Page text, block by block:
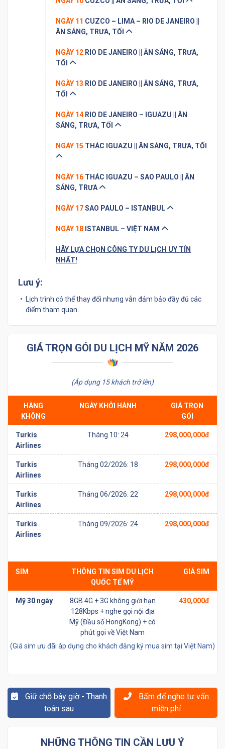
NGÀY 11 CUZCO – LIMA – RIO DE JANEIRO ||
ĂN SÁNG, TRƯA, TỐI
NGÀY 12 RIO DE JANEIRO || ĂN SÁNG, TRƯA,
TỐI
NGÀY 13 RIO DE JANEIRO || ĂN SÁNG, TRƯA,
TỐI
NGÀY 14RIO DE JANEIRO – IGUAZU || ĂN
SÁNG, TRƯA, TỐI
NGÀY 15 THÁC IGUAZU || ĂN SÁNG, TRƯA, TỐI
NGÀY 16 THÁC IGUAZU – SAO PAULO || ĂN
SÁNG, TRƯA
NGÀY 17SAO PAULO – ISTANBUL
NGÀY 18 ISTANBUL – VIỆT NAM
HÃY LỰA CHỌN CÔNG TY DU LỊCH UY TÍN
NHẤT!
Lưu ý:
Lịch trình có thể thay đổi nhưng vẫn đảm bảo đầy đủ các
điểm tham quan.
GIÁ TRỌN GÓI DU LỊCH MỸ NĂM 2026
(Áp dụng 15 khách trở lên)
HÀNG
KHÔNG
NGÀY KHỞI HÀNH
GIÁ TRỌN
GÓI
Turkis
Airlines
Tháng 10: 24 298,000,000đ
Turkis
Airlines
Tháng 02/2026: 18 298,000,000đ
Turkis
Airlines
Tháng 06/2026: 22 298,000,000đ
Turkis
Airlines
Tháng 09/2026: 24 298,000,000đ
SIM
THÔNG TIN SIM DU LỊCH
QUỐC TẾ MỸ
GIÁ SIM
Mỹ 30 ngày
8GB 4G + 3G không giới hạn
128Kbps + nghe gọi nội địa
Mỹ (Đầu số HongKong) + có
phút gọi về Việt Nam
430,000đ
(Giá sim ưu đãi áp dụng cho khách đăng ký mua sim tại Việt Nam)
Giữ chỗ bây giờ - Thanh
toán sau
Bấm để nghe tư vấn
miễn phí
NHỮNG THÔNG TIN CẦN LƯU Ý